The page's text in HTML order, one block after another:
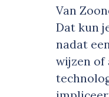
Van
Dat kun
nadat
wijzen of